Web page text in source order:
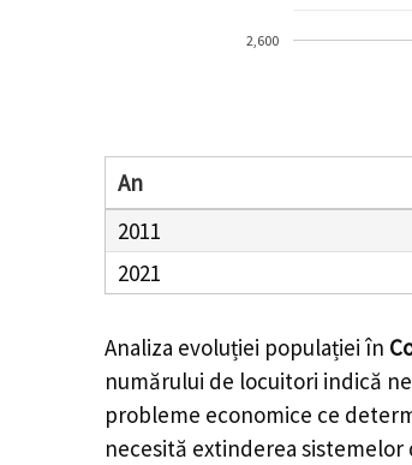
2,600
An
2011
2021
Analiza evoluției populației în
numărului de locuitori indică
probleme economice ce
necesită extinderea